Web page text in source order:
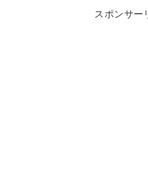
スポンサー